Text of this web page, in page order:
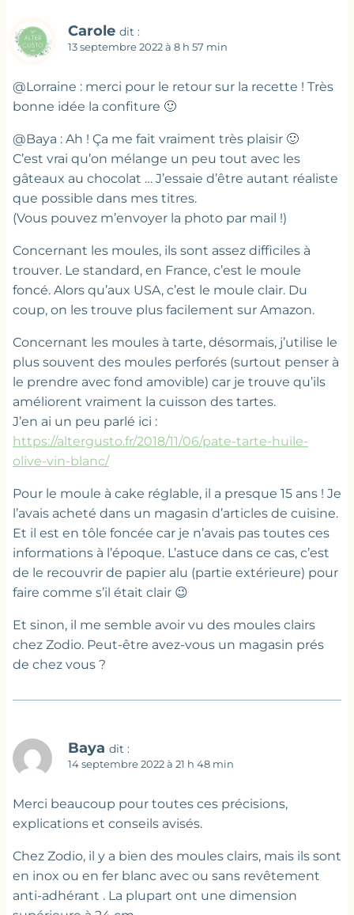
Carole dit :
13 septembre 2022 à 8 h 57 min
@Lorraine : merci pour le retour sur la recette ! Très
bonne idée la confiture 🙂
@Baya : Ah ! Ça me fait vraiment très plaisir 🙂
C’est vrai qu’on mélange un peu tout avec les
gâteaux au chocolat … J’essaie d’être autant réaliste
que possible dans mes titres.
(Vous pouvez m’envoyer la photo par mail !)
Concernant les moules, ils sont assez difficiles à
trouver. Le standard, en France, c’est le moule
foncé. Alors qu’aux USA, c’est le moule clair. Du
coup, on les trouve plus facilement sur Amazon.
Concernant les moules à tarte, désormais, j’utilise le
plus souvent des moules perforés (surtout penser à
le prendre avec fond amovible) car je trouve qu’ils
améliorent vraiment la cuisson des tartes.
J’en ai un peu parlé ici :
https://altergusto.fr/2018/11/06/pate-tarte-huile-
olive-vin-blanc/
Pour le moule à cake réglable, il a presque 15 ans ! Je
l’avais acheté dans un magasin d’articles de cuisine.
Et il est en tôle foncée car je n’avais pas toutes ces
informations à l’époque. L’astuce dans ce cas, c’est
de le recouvrir de papier alu (partie extérieure) pour
faire comme s’il était clair 😉
Et sinon, il me semble avoir vu des moules clairs
chez Zodio. Peut-être avez-vous un magasin prés
de chez vous ?
Baya dit :
14 septembre 2022 à 21 h 48 min
Merci beaucoup pour toutes ces précisions,
explications et conseils avisés.
Chez Zodio, il y a bien des moules clairs, mais ils sont
en inox ou en fer blanc avec ou sans revêtement
anti-adhérant . La plupart ont une dimension